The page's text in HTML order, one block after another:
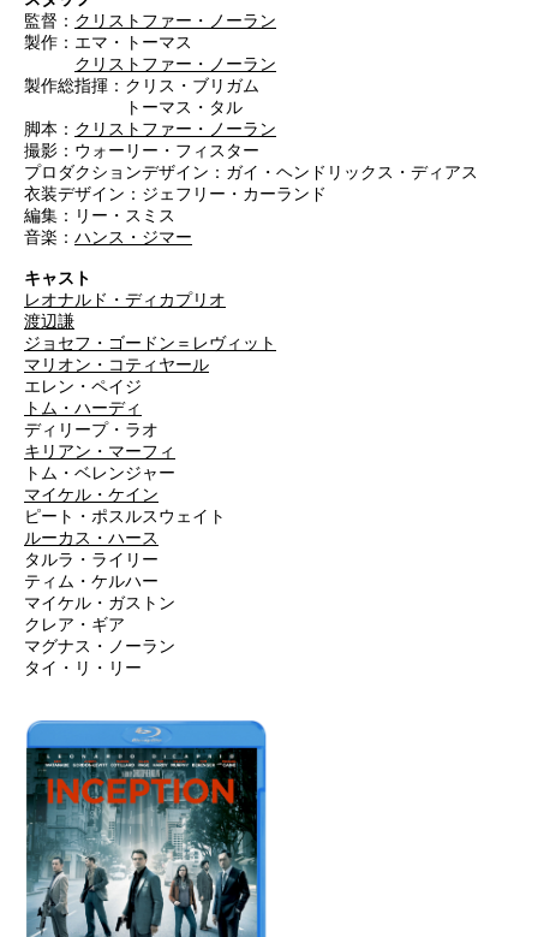
監督： クリストファー・ノーラン
製作：エマ・トーマス
クリストファー・ノーラン
製作総指揮：クリス・ブリガム
トーマス・タル
脚本： クリストファー・ノーラン
撮影：ウォーリー・フィスター
プロダクションデザイン：ガイ・ヘンドリックス・ディアス
衣装デザイン：ジェフリー・カーランド
編集：リー・スミス
音楽： ハンス・ジマー
キャスト
レオナルド・ディカプリオ
渡辺謙
ジョセフ・ゴードン＝レヴィット
マリオン・コティヤール
エレン・ペイジ
トム・ハーディ
ディリープ・ラオ
キリアン・マーフィ
トム・ベレンジャー
マイケル・ケイン
ピート・ポスルスウェイト
ルーカス・ハース
タルラ・ライリー
ティム・ケルハー
マイケル・ガストン
クレア・ギア
マグナス・ノーラン
タイ・リ・リー